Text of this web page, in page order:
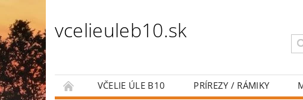
vcelieuleb10.sk
VČELIE ÚLE B10 PRÍREZY / RÁMIKY